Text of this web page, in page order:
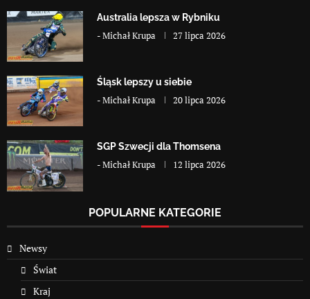
Australia lepsza w Rybniku
-Michał Krupa 27 lipca 2026
Śląsk lepszy u siebie
-Michał Krupa 20 lipca 2026
SGP Szwecji dla Thomsena
-Michał Krupa 12 lipca 2026
POPULARNE KATEGORIE
Newsy
Świat
Kraj